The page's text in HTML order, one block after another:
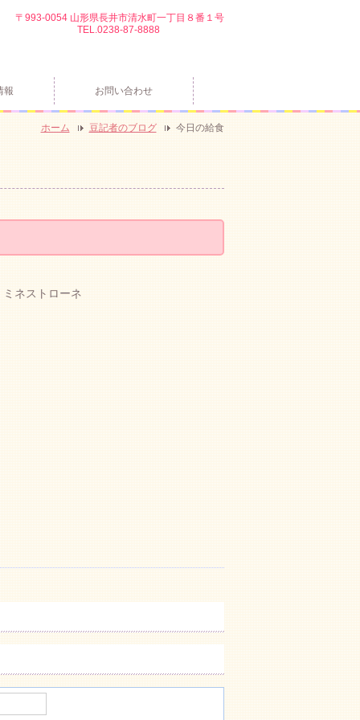
〒993-0054 山形県長井市清水町一丁目８番１号
TEL.0238-87-8888
報 お問い合わせ
ホーム 豆記者のブログ 今日の給食
ネストローネ